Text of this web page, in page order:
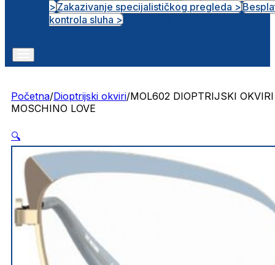
>Zakazivanje specijalističkog pregleda >
kontrola sluha >
Početna/Dioptrijski okviri/MOL602 DIOPTRIJSKI OKVIRI
MOSCHINO LOVE
🔍